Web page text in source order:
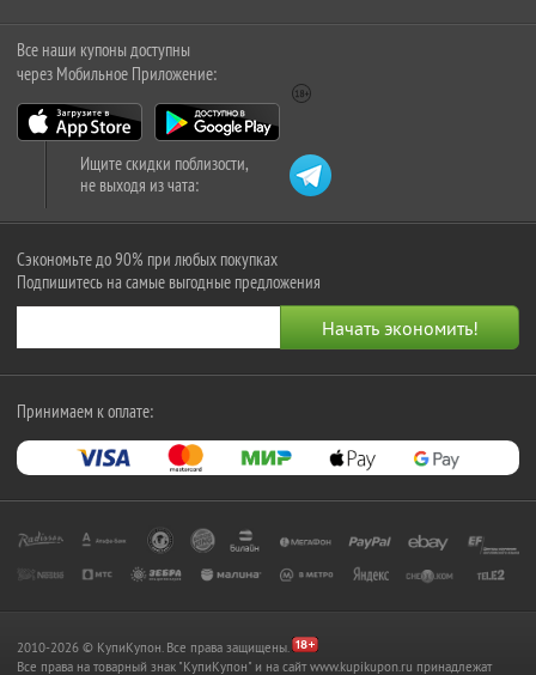
Все наши купоны доступны
через Мобильное Приложение:
Ищите скидки поблизости,
не выходя из чата:
Сэкономьте до 90% при любых покупках
Подпишитесь на самые выгодные предложения
Принимаем к оплате:
2010-2026 © КупиКупон. Все права защищены.
Все права на товарный знак "КупиКупон" и на сайт www.kupikupon.ru принадлежат